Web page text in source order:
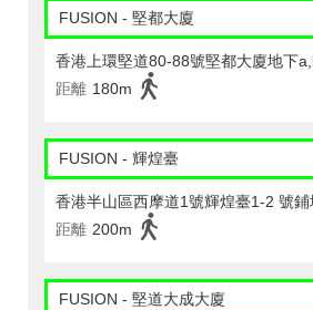
FUSION - 堅都大廈
香港上環堅道80-88號堅都大廈地下
距離 180m
FUSION - 輝煌臺
香港半山區西摩道1號輝煌臺1-2 號鋪
距離 200m
FUSION - 堅道大成大廈